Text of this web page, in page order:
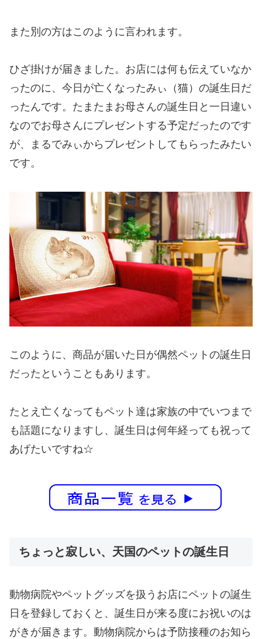
また別の方はこのように言われます。
ひざ掛けが届きました。お店には何も伝えていなか
ったのに、今日が亡くなったみぃ（猫）の誕生日だ
ったんです。たまたまお母さんの誕生日と一日違い
なのでお母さんにプレゼントする予定だったのです
が、まるでみぃからプレゼントしてもらったみたい
です。
このように、商品が届いた日が偶然ペットの誕生日
だったということもあります。
たとえ亡くなってもペット達は家族の中でいつまで
も話題になりますし、誕生日は何年経っても祝って
あげたいですね☆
ちょっと寂しい、天国のペットの誕生日
動物病院やペットグッズを扱うお店にペットの誕生
日を登録しておくと、誕生日が来る度にお祝いのは
がきが届きます。動物病院からは予防接種のお知ら